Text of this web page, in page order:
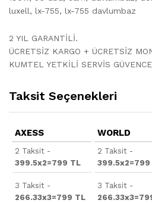
luxell, lx-755, lx-755 davlumbaz
2 YIL GARANTİLİ.
ÜCRETSİZ KARGO + ÜCRETSİZ
KUMTEL YETKİLİ SERVİS
Taksit Seçenekleri
AXESS
2 Taksit -
399.5x2=799 TL
3 Taksit -
266.33x3=799 TL
WORLD
2 Taksit -
399.5x2=799
3 Taksit -